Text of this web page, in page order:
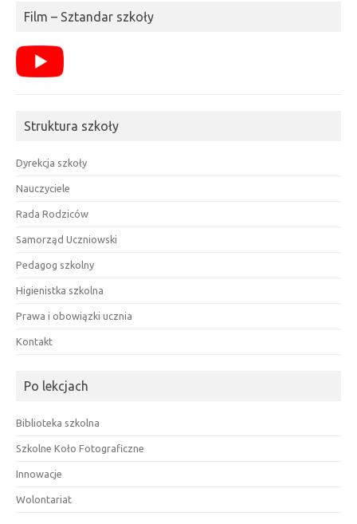
Film – Sztandar szkoły
Struktura szkoły
Dyrekcja szkoły
Nauczyciele
Rada Rodziców
Samorząd Uczniowski
Pedagog szkolny
Higienistka szkolna
Prawa i obowiązki ucznia
Kontakt
Po lekcjach
Biblioteka szkolna
Szkolne Koło Fotograficzne
Innowacje
Wolontariat